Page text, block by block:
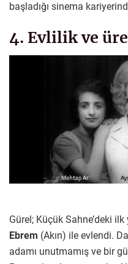
başladığı sinema
4. Evlilik ve
Gürel; Küçük Sahne’deki ilk
Ebrem (Akın) ile evlendi.
adamı unutmamış ve bir